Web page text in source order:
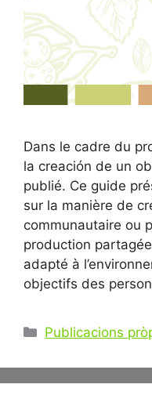
Dans le cadre du
la creación de un
publié. Ce guide
sur la manière de
communautaire ou
production
adapté à
objectifs des
Catégories
Publicacions